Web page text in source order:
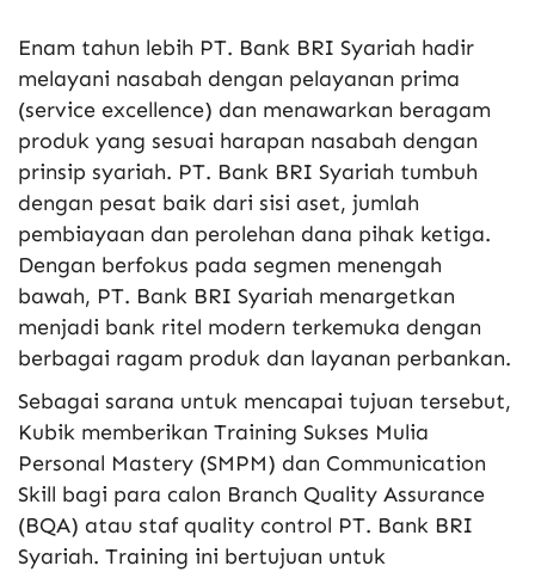
Enam tahun lebih PT. Bank BRI Syariah hadir
melayani nasabah dengan pelayanan prima
(service excellence) dan menawarkan beragam
produk yang sesuai harapan nasabah dengan
prinsip syariah. PT. Bank BRI Syariah tumbuh
dengan pesat baik dari sisi aset, jumlah
pembiayaan dan perolehan dana pihak ketiga.
Dengan berfokus pada segmen menengah
bawah, PT. Bank BRI Syariah menargetkan
menjadi bank ritel modern terkemuka dengan
berbagai ragam produk dan layanan perbankan.
Sebagai sarana untuk mencapai tujuan tersebut,
Kubik memberikan Training Sukses Mulia
Personal Mastery (SMPM) dan Communication
Skill bagi para calon Branch Quality Assurance
(BQA) atau staf quality control PT. Bank BRI
Syariah. Training ini bertujuan untuk